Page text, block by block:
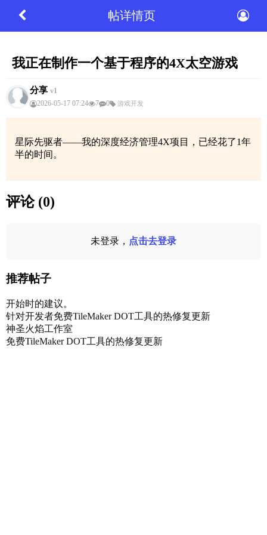
帖详情页
我正在制作一个基于程序的4X太空游戏
分享 v1
2026-05-17 07:24
7 0 游戏开发
星际先驱者——我的深度经济管理4X项目，已经花了1年
半的时间。
评论 (0)
未登录， 点击去登录
推荐帖子
开始时的建议。
针对开发者免费TileMaker DOT工具的热修复更新
神圣火焰工作室
免费TileMaker DOT工具的热修复更新